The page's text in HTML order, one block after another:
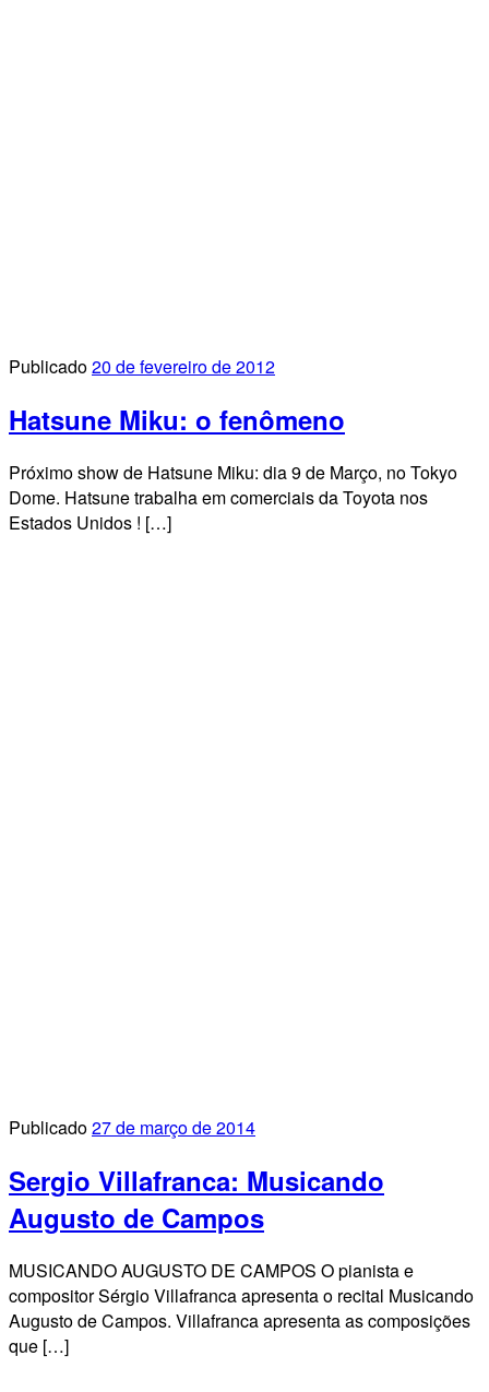
Publicado20 de fevereiro de 2012
Hatsune Miku: o fenômeno
Próximo show de Hatsune Miku: dia 9 de Março, no Tokyo
Dome. Hatsune trabalha em comerciais da Toyota nos
Estados Unidos ! […]
Publicado27 de março de 2014
Sergio Villafranca: Musicando
Augusto de Campos
MUSICANDO AUGUSTO DE CAMPOS O pianista e
compositor Sérgio Villafranca apresenta o recital Musicando
Augusto de Campos. Villafranca apresenta as composições
que […]